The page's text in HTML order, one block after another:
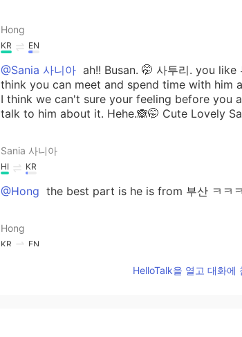
Hong
KR EN
@Sania 사니아 ah!! Busan. 🤭 사투리. you
think you can meet and spend time with him
I think we can't sure your feeling before you
talk to him about it. Hehe.🙈🤭 Cute Lovely
Sania 사니아
HI KR
@Hong the best part is he is from 부산 ㅋㅋ
Hong
KR EN
ah!!! 🤭🤭🤭 I see~. Hehehe
HelloTalk을 열고 대화에